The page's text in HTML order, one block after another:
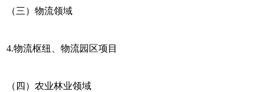
（三）物流领域
4.物流枢纽、物流园区项目
（四）农业林业领域